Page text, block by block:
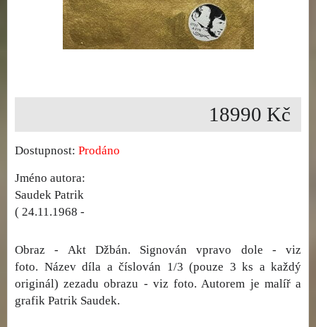
18990 Kč
Dostupnost: Prodáno
Jméno autora:
Saudek Patrik
( 24.11.1968 -
Obraz - Akt Džbán. Signován vpravo dole - viz
foto. Název díla a číslován 1/3 (pouze 3 ks a každý
originál) zezadu obrazu - viz foto. Autorem je malíř a
grafik Patrik Saudek.